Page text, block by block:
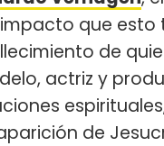
que esto
de
actriz y
de